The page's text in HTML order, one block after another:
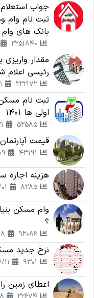
جواب
بانک های
رئیسی اعلام
ثبت نام
اولی ها 1401
قیمت
هزینه اجاره
؟
نرخ جدید
اعطای زمین رایگان